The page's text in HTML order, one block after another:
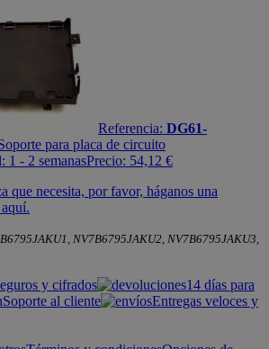
Referencia: DG61-
para placa de circuito
1 - 2 semanasPrecio: 54,12 €
que necesita, por favor, háganos una
NV7B6795JAKU2, NV7B6795JAKU3,
y cifrados
14 días para
Soporte al cliente
Entregas veloces y